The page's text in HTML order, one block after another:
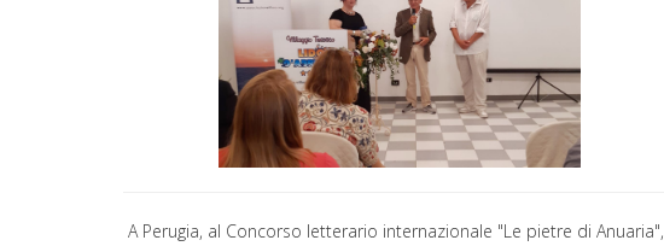
A Perugia, al Concorso letterario internazionale "Le pietre di Anuaria",